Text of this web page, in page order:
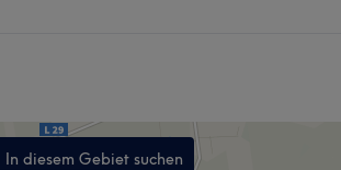
In diesem Gebiet suchen